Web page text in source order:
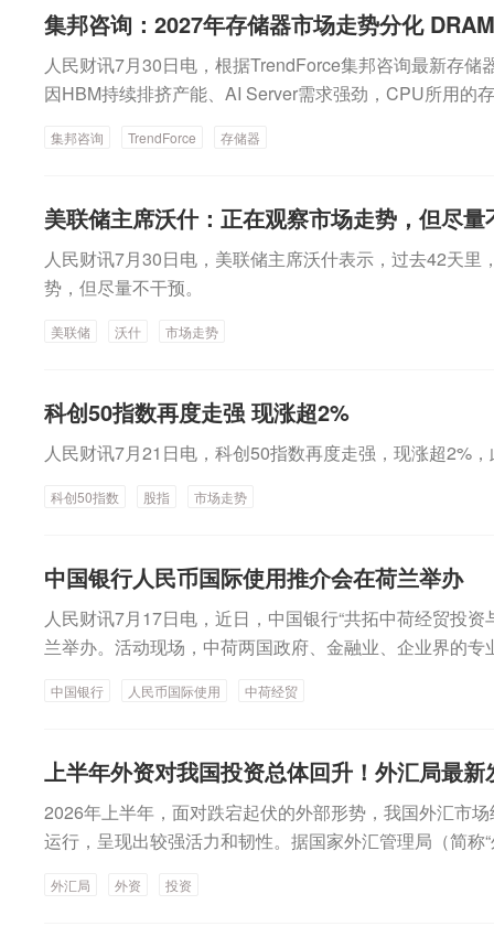
盖面与可持续性，才能继续跑赢仍在反向定价风险的债
也必须继续扮演次要角色，而非重新主导市场。MSCI亚
示，亚太地区机构投资者正面临报告中所述的类似局面
年的长期配置主题，另一些则采取更为防御性的策略，
对管理人质量、基金设立年份及流动性的要求也有所提
正带动真实融资需求上升，使资产筛选变得愈发重要。
由盈利驱动，但实际涨势比行业整体表现所反映的更加集
各主要地区市场普遍上涨（美国尤为突出），而与企业基
和盈利能力相关的因子，在发达市场中则普遍持平甚至
最值得关注的问题。景顺首席全球市场策略师Brian
业链中的许多企业盈利表现依然强劲。关键供应商的订单
对于相关算力和服务的需求，仍然超过当前供应能力。
影响实则更为深远。Brian Levitt认为，人工智能正越来
制造业、金融服务和教育等各个领域。如果这一趋势持
需求来看，当前的投资规模或许并不算高。而算力基础设
以及数据中心建设等领域的发展空间，可能远超许多投
场现象更像是同一轮周期中的阶段性整固，而非一个周
望中指出，鉴于地缘政治冲突已成为新常态，宏观环境更
市场仍较为脆弱，增强投资组合韧性至关重要。威灵顿
虑的核心思路：一是提升股票投资组合的“质量”，同时确
值得关注的领域。三是更加重视固定收益投资中审慎周
看，A股波动率有望逐步降低，底部区间或已确认。结构
科技修复行情宜徐徐图之，同时可关注机构仓位回补下
事业等行业的机会。下半年，新旧动能转换或继续发力
看，杠杆资金的大幅降仓在加剧板块波动的同时，也为
20%，多集中于科技成长核心标的。光模块龙头中际旭创
元，最新310.53亿元，余额减少126.04亿元，降幅接近
其后，融资余额分别减少84.87亿元、77.28亿元，降幅分
杭电股份融资余额降幅最高，达到65.97%。此外，金安
察，本轮融资盘的收缩已全面覆盖AI芯片、光通信、存储
子硬件及特种电子材料等核心细分领域。这一现象表明，
于单一赛道的局部调整，而是科技成长板块整体性的资
增值得关注的是，部分遭遇杠杆资金大幅减持的个股，
报、快报、业绩预告归母净利中值计算）。AI产业链企业
增超10倍。有观点认为，融资余额仅反映场内杠杆资金
长期景气度发生反转。当前AI算力、半导体、光通信下游
坏，不少企业订单与产能规划仍维持扩张节奏。后续市
金价回调后，按克计价金饰的高性价比优势被充分放大
消费者而言，按克计价的黄金首饰显然更具“性价比”。（
宝市场的人气明显回暖。吴家明/摄）一般来说，计价黄
算价格，定价黄金即大众熟知的“一口价”金饰。有消费者
动，自己开始逐渐认清，品牌“一口价”金饰的售价中包含
已推出不同力度的折扣促销。不过，即便是打折过后，这
工艺复杂的古法金手镯等产品降幅并不明显。”有现场的
经营数据也印证了这一消费趋势。近日，多家黄金珠宝
为例，公司在发布的最新季度（2026年4月1日—6月30
工业用金）总量达155吨，同比下降41%，为2022年以来
中，金饰需求以及黄金ETF流出是导致黄金需求同比下
一趋势逐步升温，新增消费随之下降。与此同时，准投
婚金饰需求与节假日消费等因素。需求复苏节奏仍将在
和消费者信心，但轻量化、创新型及高附加值产品的需
报）
集邦咨询：2027年存储器市场走势分化
人民财讯7月30日电，根据TrendForce集邦咨询最新存
因HBM持续排挤产能、AI Server需求强劲，CPU所用的
宽松，价格可能面临修正压力。
集邦咨询 TrendForce 存储器
美联储主席沃什：正在观察市场走势，但尽量
人民财讯7月30日电，美联储主席沃什表示，过去42天
势，但尽量不干预。
美联储 沃什 市场走势
科创50指数再度走强 现涨超2%
人民财讯7月21日电，科创50指数再度走强，现涨超2%
科创50指数 股指 市场走势
中国银行人民币国际使用推介会在荷兰举办
人民财讯7月17日电，近日，中国银行“共拓中荷经贸投
兰举办。活动现场，中荷两国政府、金融业、企业界的
提供专业支持，进一步助力深化中荷经贸金融务实合作。
中国银行 人民币国际使用 中荷经贸
上半年外资对我国投资总体回升！外汇局最
2026年上半年，面对跌宕起伏的外部形势，我国外汇市
运行，呈现出较强活力和韧性。据国家外汇管理局（简称
行平稳，交易活跃、更加稳健，主要体现为涉外收支规
外汇局 外资 投资